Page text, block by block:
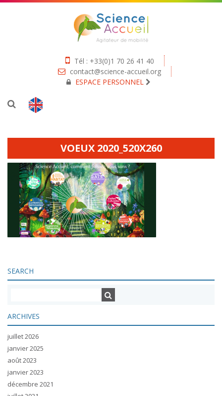
Tél : +33(0)1 70 26 41 40
contact@science-accueil.org
ESPACE PERSONNEL
VOEUX 2020_520X260
SEARCH
ARCHIVES
juillet 2026
janvier 2025
août 2023
janvier 2023
décembre 2021